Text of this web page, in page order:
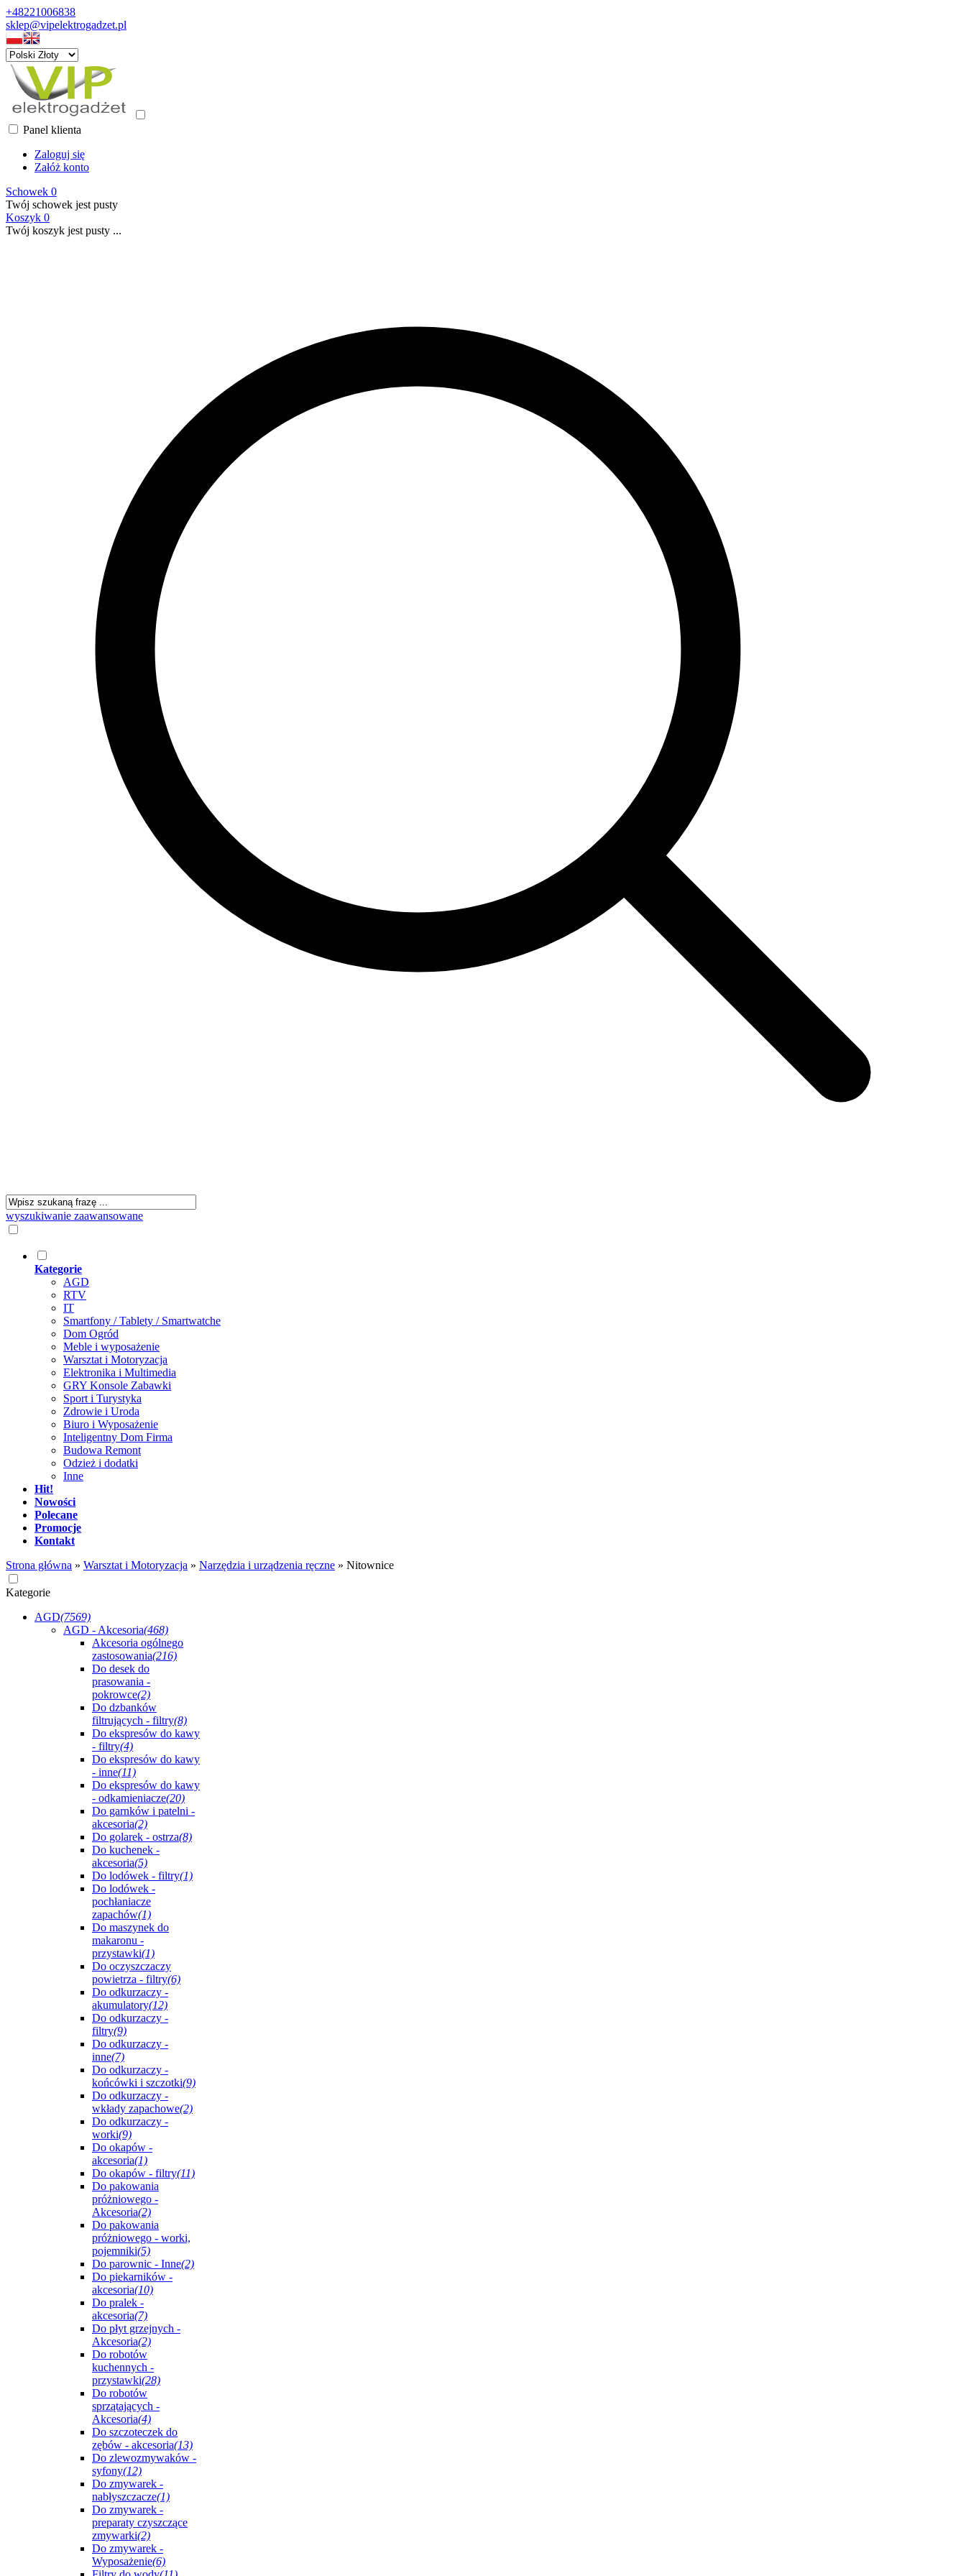
+48221006838
sklep@vipelektrogadzet.pl
Panel klienta
Zaloguj się
Załóż konto
Schowek 0
Twój schowek jest pusty
Koszyk 0
Twój koszyk jest pusty ...
wyszukiwanie zaawansowane
Kategorie
AGD
RTV
IT
Smartfony / Tablety / Smartwatche
Dom Ogród
Meble i wyposażenie
Warsztat i Motoryzacja
Elektronika i Multimedia
GRY Konsole Zabawki
Sport i Turystyka
Zdrowie i Uroda
Biuro i Wyposażenie
Inteligentny Dom Firma
Budowa Remont
Odzież i dodatki
Inne
Hit!
Nowości
Polecane
Promocje
Kontakt
Strona główna » Warsztat i Motoryzacja » Narzędzia i urządzenia ręczne » Nitownice
Kategorie
AGD(7569)
AGD - Akcesoria(468)
Akcesoria ogólnego
zastosowania(216)
Do desek do
prasowania -
pokrowce(2)
Do dzbanków
filtrujących - filtry(8)
Do ekspresów do kawy
- filtry(4)
Do ekspresów do kawy
- inne(11)
Do ekspresów do kawy
- odkamieniacze(20)
Do garnków i patelni -
akcesoria(2)
Do golarek - ostrza(8)
Do kuchenek -
akcesoria(5)
Do lodówek - filtry(1)
Do lodówek -
pochłaniacze
zapachów(1)
Do maszynek do
makaronu -
przystawki(1)
Do oczyszczaczy
powietrza - filtry(6)
Do odkurzaczy -
akumulatory(12)
Do odkurzaczy -
filtry(9)
Do odkurzaczy -
inne(7)
Do odkurzaczy -
końcówki i szczotki(9)
Do odkurzaczy -
wkłady zapachowe(2)
Do odkurzaczy -
worki(9)
Do okapów -
akcesoria(1)
Do okapów - filtry(11)
Do pakowania
próżniowego -
Akcesoria(2)
Do pakowania
próżniowego - worki,
pojemniki(5)
Do parownic - Inne(2)
Do piekarników -
akcesoria(10)
Do pralek -
akcesoria(7)
Do płyt grzejnych -
Akcesoria(2)
Do robotów
kuchennych -
przystawki(28)
Do robotów
sprzątających -
Akcesoria(4)
Do szczoteczek do
zębów - akcesoria(13)
Do zlewozmywaków -
syfony(12)
Do zmywarek -
nabłyszczacze(1)
Do zmywarek -
preparaty czyszczące
zmywarki(2)
Do zmywarek -
Wyposażenie(6)